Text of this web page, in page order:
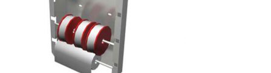
Renault
Toyota
Volkswagen